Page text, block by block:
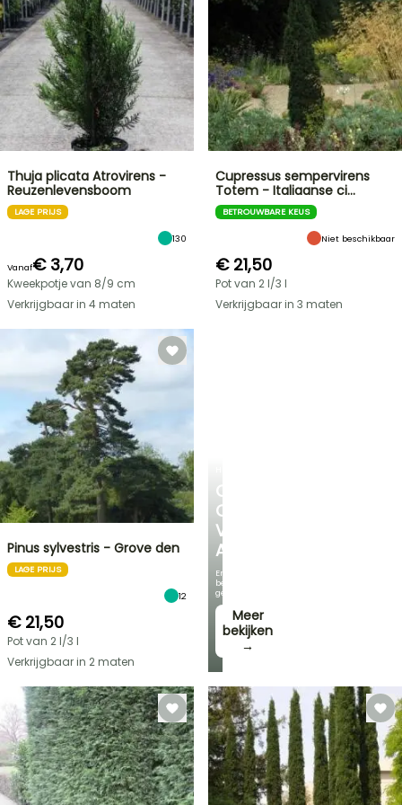
FLASH-
SALES
TOT
ONTDEK
ONS
VOORDELIGE
ASSORTIMENT
En
bespaar
geld!
Meer
bekijken
→
Thuja plicata Atrovirens -
Reuzenlevensboom
LAGE PRIJS
130
Vanaf€ 3,70
Kweekpotje van 8/9 cm
Verkrijgbaar in 4 maten
Cupressus sempervirens
Totem - Italiaanse ci…
BETROUWBARE KEUS
Niet beschikbaar
€ 21,50
Pot van 2 l/3 l
Verkrijgbaar in 3 maten
Pinus sylvestris - Grove den
LAGE PRIJS
12
€ 21,50
Pot van 2 l/3 l
Verkrijgbaar in 2 maten